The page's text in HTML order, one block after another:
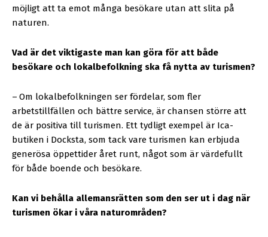
möjligt att ta emot många besökare utan att slita på
naturen.
Vad är det viktigaste man kan göra för att både
besökare och lokalbefolkning ska få nytta av turismen?
– Om lokalbefolkningen ser fördelar, som fler
arbetstillfällen och bättre service, är chansen större att
de är positiva till turismen. Ett tydligt exempel är Ica-
butiken i Docksta, som tack vare turismen kan erbjuda
generösa öppettider året runt, något som är värdefullt
för både boende och besökare.
Kan vi behålla allemansrätten som den ser ut i dag när
turismen ökar i våra naturområden?